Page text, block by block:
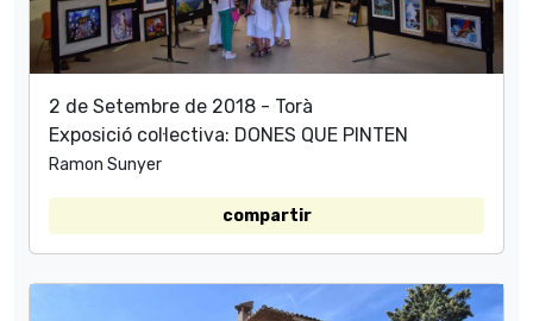
2 de Setembre de 2018 - Torà
Exposició col·lectiva: DONES QUE PINTEN
Ramon Sunyer
compartir